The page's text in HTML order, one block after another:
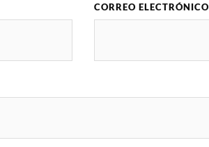
CORREO ELECTRÓNICO